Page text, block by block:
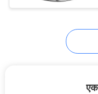
उपकरण